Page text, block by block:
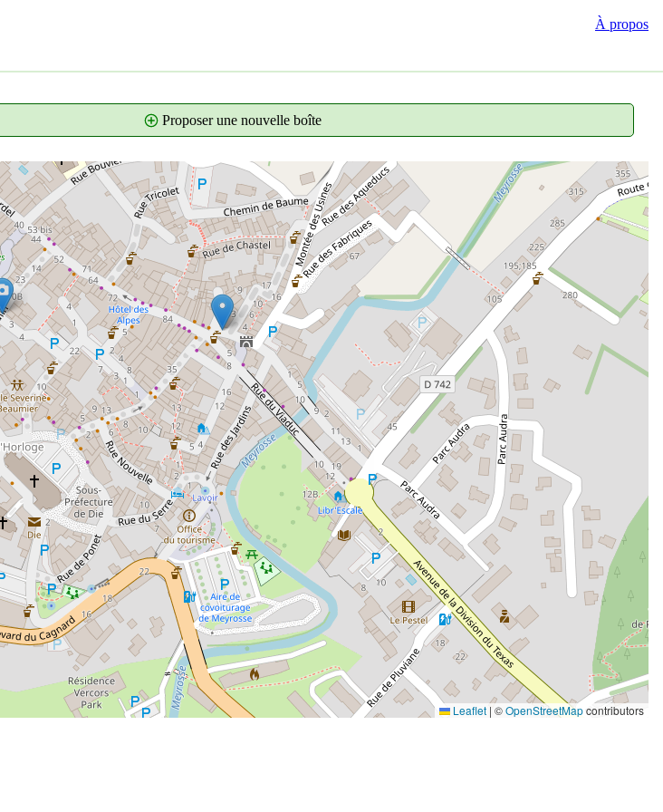
À propos
Proposer une nouvelle boîte
Leaflet | ©OpenStreetMapcontributors